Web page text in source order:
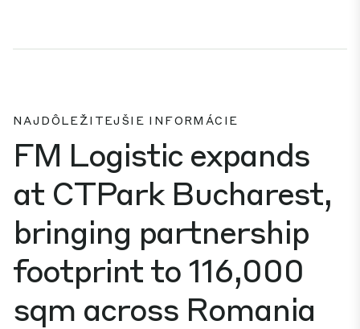
NAJDÔLEŽITEJŠIE INFORMÁCIE
FM Logistic expands
at CTPark Bucharest,
bringing partnership
footprint to 116,000
sqm across Romania